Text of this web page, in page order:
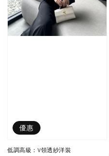
優惠
低調高級：V領透紗洋裝